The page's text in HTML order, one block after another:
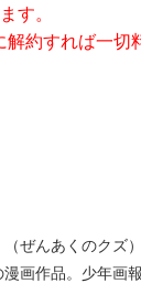
す。
解約すれば一切
（ぜんあくのクズ
画作品。少年画